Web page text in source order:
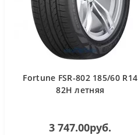
Fortune FSR-802 185/60 R14
82H летняя
3 747.00руб.